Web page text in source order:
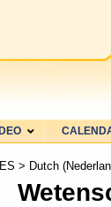
> Dutch